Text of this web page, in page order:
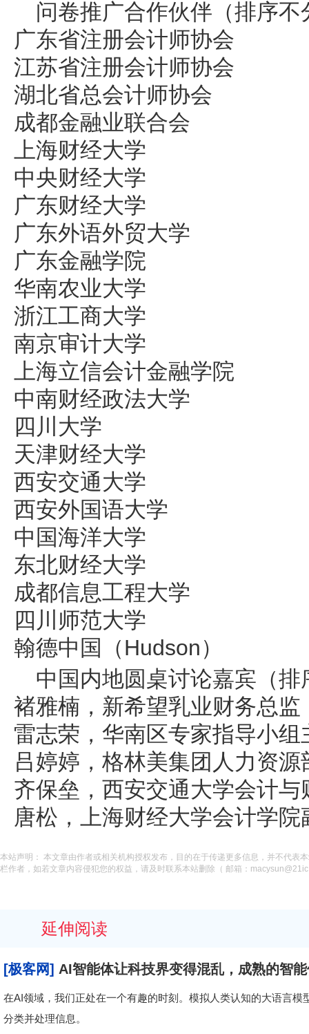
问卷推广合作伙伴（排序不
广东省注册会计师协会
江苏省注册会计师协会
湖北省总会计师协会
成都金融业联合会
上海财经大学
中央财经大学
广东财经大学
广东外语外贸大学
广东金融学院
华南农业大学
浙江工商大学
南京审计大学
上海立信会计金融学院
中南财经政法大学
四川大学
天津财经大学
西安交通大学
西安外国语大学
中国海洋大学
东北财经大学
成都信息工程大学
四川师范大学
翰德中国（Hudson）
中国内地圆桌讨论嘉宾（排
褚雅楠，新希望乳业财务总监
雷志荣，华南区专家指导小组
吕婷婷，格林美集团人力资源
齐保垒，西安交通大学会计与
唐松，上海财经大学会计学院
本站声明： 本文章由作者或相关机构授权发布，目的在于传递更多信息，并不代表
栏作者，如若文章内容侵犯您的权益，请及时联系本站删除（ 邮箱：
延伸阅读
[极客网] AI智能体让科技界变得混乱，成熟的智
在AI领域，我们正处在一个有趣的时刻。模拟人类认知的大语言
分类并处理信息。